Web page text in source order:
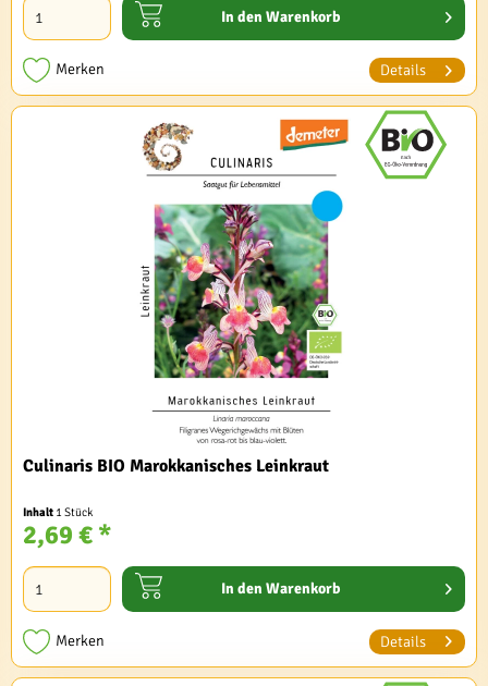
In den Warenkorb
Merken Details
Culinaris BIO Marokkanisches Leinkraut
Inhalt 1 Stück
2,69 € *
In den Warenkorb
Merken Details